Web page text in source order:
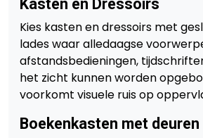
Kasten en Dressoirs
Kies kasten en dressoirs met
lades waar alledaagse
afstandsbedieningen,
het zicht kunnen worden
voorkomt visuele ruis op
Boekenkasten met deuren